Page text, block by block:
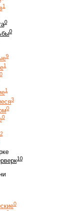
1
0
0
9
1
0
1
3
0
0
2
10
0